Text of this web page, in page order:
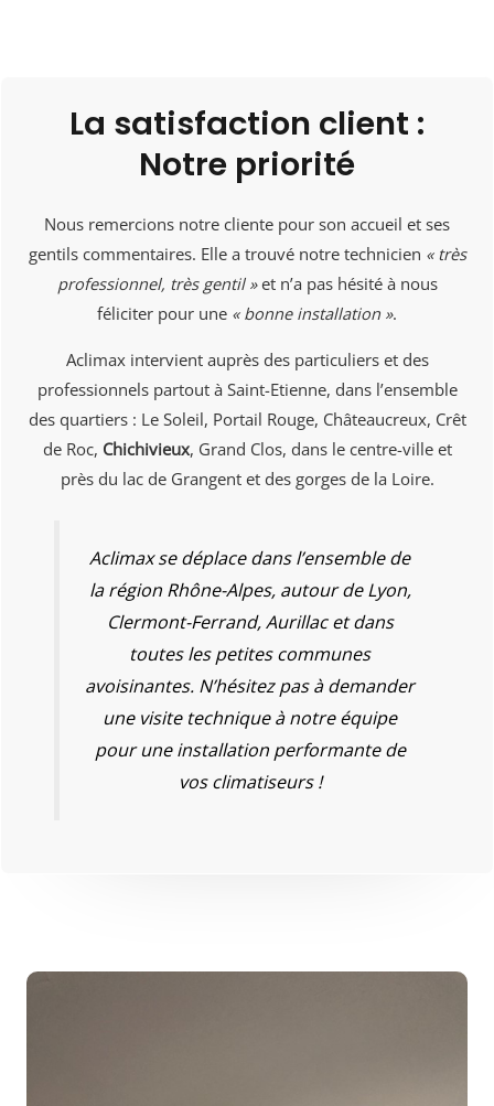
La satisfaction client :
Notre priorité
Nous remercions notre cliente pour son accueil et ses
gentils commentaires. Elle a trouvé notre technicien « très
professionnel, très gentil »et n’a pas hésité à nous
féliciter pour une « bonne installation ».
Aclimax intervient auprès des particuliers et des
professionnels partout à Saint-Etienne, dans l’ensemble
des quartiers : Le Soleil, Portail Rouge, Châteaucreux, Crêt
de Roc, Chichivieux, Grand Clos, dans le centre-ville et
près du lac de Grangent et des gorges de la Loire.
Aclimax se déplace dans l’ensemble de
la région Rhône-Alpes, autour de Lyon,
Clermont-Ferrand, Aurillac et dans
toutes les petites communes
avoisinantes. N’hésitez pas à demander
une visite technique à notre équipe
pour une installation performante de
vos climatiseurs !